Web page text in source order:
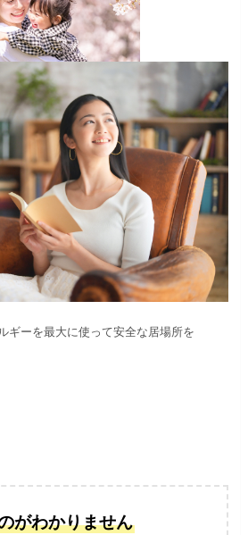
ギーを最大に使って安全な居場所を
がわかりません